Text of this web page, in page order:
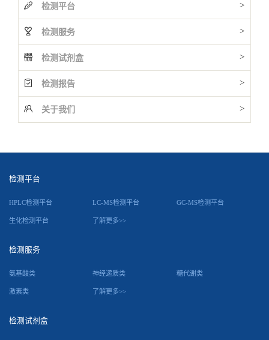
检测平台 >
检测服务 >
检测试剂盒 >
检测报告 >
关于我们 >
检测平台
HPLC检测平台 LC-MS检测平台 GC-MS检测平台
生化检测平台 了解更多>>
检测服务
氨基酸类 神经递质类 糖代谢类
激素类 了解更多>>
检测试剂盒